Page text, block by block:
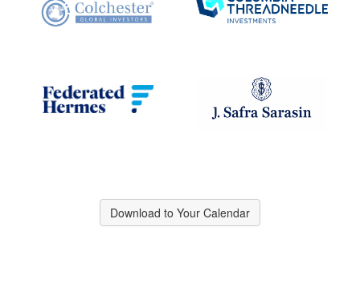
Download to Your Calendar